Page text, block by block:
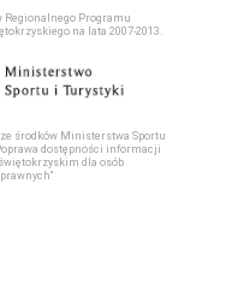
Regionalnego Programu
na lata 2007-2013.
środków Ministerstwa Sportu
dostępności informacji
dla osób